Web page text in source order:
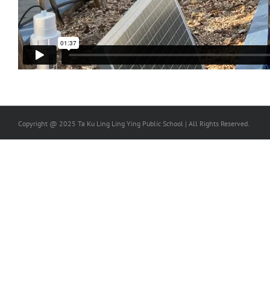
Copyright @ 2025 Ta Ku Ling Ling Ying Public School | All Rights Reserved.